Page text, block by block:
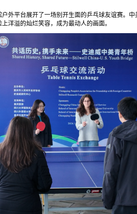
外平台展开了一场别开生面的乒乓球友谊赛。中
洋溢的灿烂笑容，成为最动人的画面。